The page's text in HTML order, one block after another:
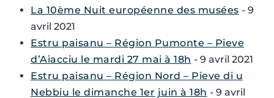
La 10ème Nuit européenne des musées - 9
avril 2021
Estru paisanu – Région Pumonte – Pieve
d’Aiacciu le mardi 27 mai à 18h - 9 avril 2021
Estru paisanu – Région Nord – Pieve di u
Nebbiu le dimanche 1er juin à 18h - 9 avril